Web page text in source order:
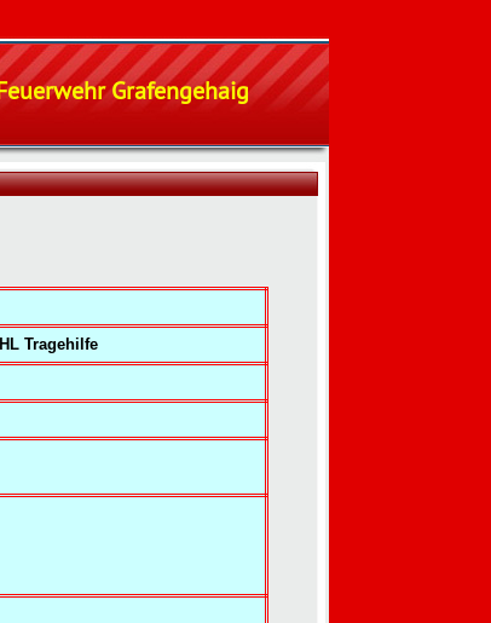
Grafengehaig
Tragehilfe